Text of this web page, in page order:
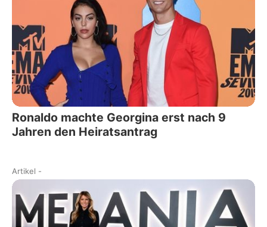
Ronaldo machte Georgina erst nach 9
Jahren den Heiratsantrag
Artikel -